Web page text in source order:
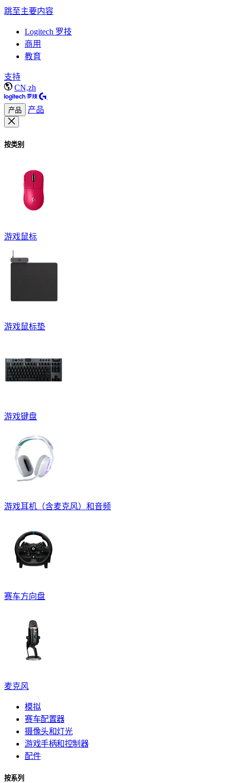
跳至主要内容
Logitech 罗技
商用
教育
支持
CN,zh
产品 产品
按类别
游戏鼠标
游戏鼠标垫
游戏键盘
游戏耳机（含麦克风）和音频
赛车方向盘
麦克风
模拟
赛车配置器
摄像头和灯光
游戏手柄和控制器
配件
按系列